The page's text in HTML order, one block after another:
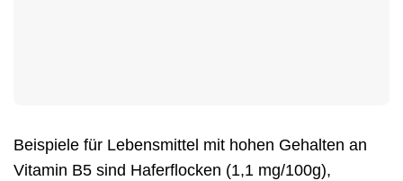
Beispiele für Lebensmittel mit hohen Gehalten an
Vitamin B5 sind Haferflocken (1,1 mg/100g),